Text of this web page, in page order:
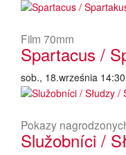
Film 70mm
Spartacus /
sob., 18.września 14:30
Pokazy
Služobníci /